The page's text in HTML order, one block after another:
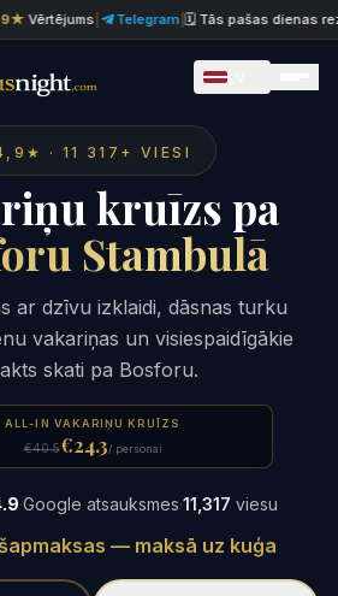
| Telegram|🗓 Tās pašas dienas
· 11 317+ VIESI
kruīzs pa
Stambulā
ar dzīvu izklaidi, dāsnas turku
vakariņas un visiespaidīgākie
skati pa Bosforu.
ALL-IN VAKARIŅU KRUĪZS
€40.5€24.3/ personai
·Google atsauksmes·11,317 viesu
— maksā uz kuģa